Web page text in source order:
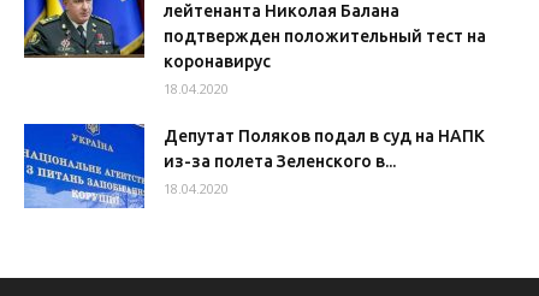
лейтенанта Николая Балана
подтвержден положительный тест на
коронавирус
18.04.2020
Депутат Поляков подал в суд на НАПК
из-за полета Зеленского в...
18.04.2020